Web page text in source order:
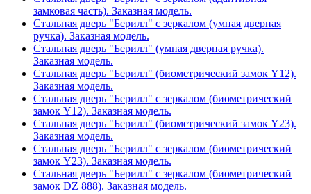
замковая часть). Заказная модель.
Стальная дверь "Берилл" с зеркалом (умная дверная
ручка). Заказная модель.
Стальная дверь "Берилл" (умная дверная ручка).
Заказная модель.
Стальная дверь "Берилл" (биометрический замок Y12).
Заказная модель.
Стальная дверь "Берилл" с зеркалом (биометрический
замок Y12). Заказная модель.
Стальная дверь "Берилл" (биометрический замок Y23).
Заказная модель.
Стальная дверь "Берилл" с зеркалом (биометрический
замок Y23). Заказная модель.
Стальная дверь "Берилл" с зеркалом (биометрический
замок DZ 888). Заказная модель.